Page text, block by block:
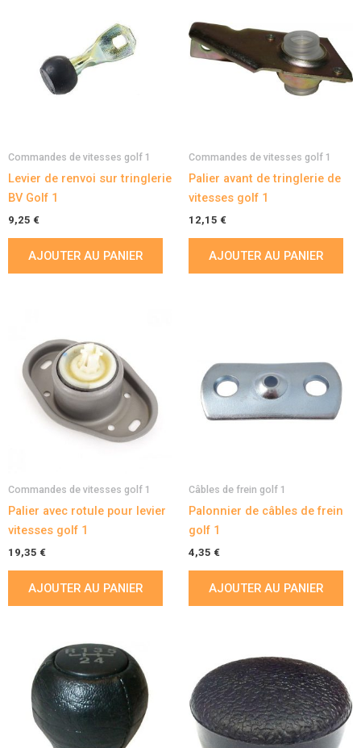
Commandes de vitesses golf 1
Levier de renvoi sur tringlerie
BV Golf 1
9,25 €
AJOUTER AU PANIER
Commandes de vitesses golf 1
Palier avant de tringlerie de
vitesses golf 1
12,15 €
AJOUTER AU PANIER
Commandes de vitesses golf 1
Palier avec rotule pour levier
vitesses golf 1
19,35 €
AJOUTER AU PANIER
Câbles de frein golf 1
Palonnier de câbles de frein
golf 1
4,35 €
AJOUTER AU PANIER